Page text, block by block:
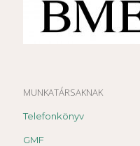
MUNKATÁRSAKNAK
Telefonkönyv
GMF